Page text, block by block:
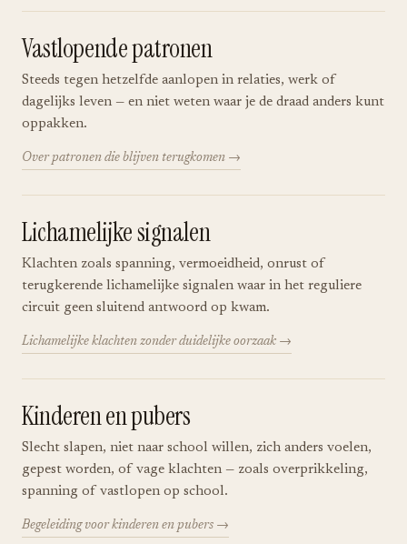
Vastlopende patronen
Steeds tegen hetzelfde aanlopen in relaties, werk of
dagelijks leven — en niet weten waar je de draad anders kunt
oppakken.
Over patronen die blijven terugkomen
Lichamelijke signalen
Klachten zoals spanning, vermoeidheid, onrust of
terugkerende lichamelijke signalen waar in het reguliere
circuit geen sluitend antwoord op kwam.
Lichamelijke klachten zonder duidelijke oorzaak
Kinderen en pubers
Slecht slapen, niet naar school willen, zich anders voelen,
gepest worden, of vage klachten — zoals overprikkeling,
spanning of vastlopen op school.
Begeleiding voor kinderen en pubers